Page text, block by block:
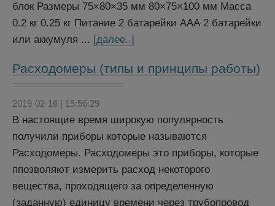
блок Размеры 75×80×35 мм 80×75×100 мм Масса
0.2 кг 0.25 кг Питание 2 батарейки ААА 2 батарейки
или аккумуля ... [далее..]
Расходомеры (типы и принципы работы)
2019-02-16 | 15:56:29
В настоящие время широкую популярность
получили приборы которые называются
Расходомеры. Расходомеры это приборы, которые
ппозволяют измерить расход некоторого
вещества, проходящего за определенную
(заданную) единицу времени через трубопровод